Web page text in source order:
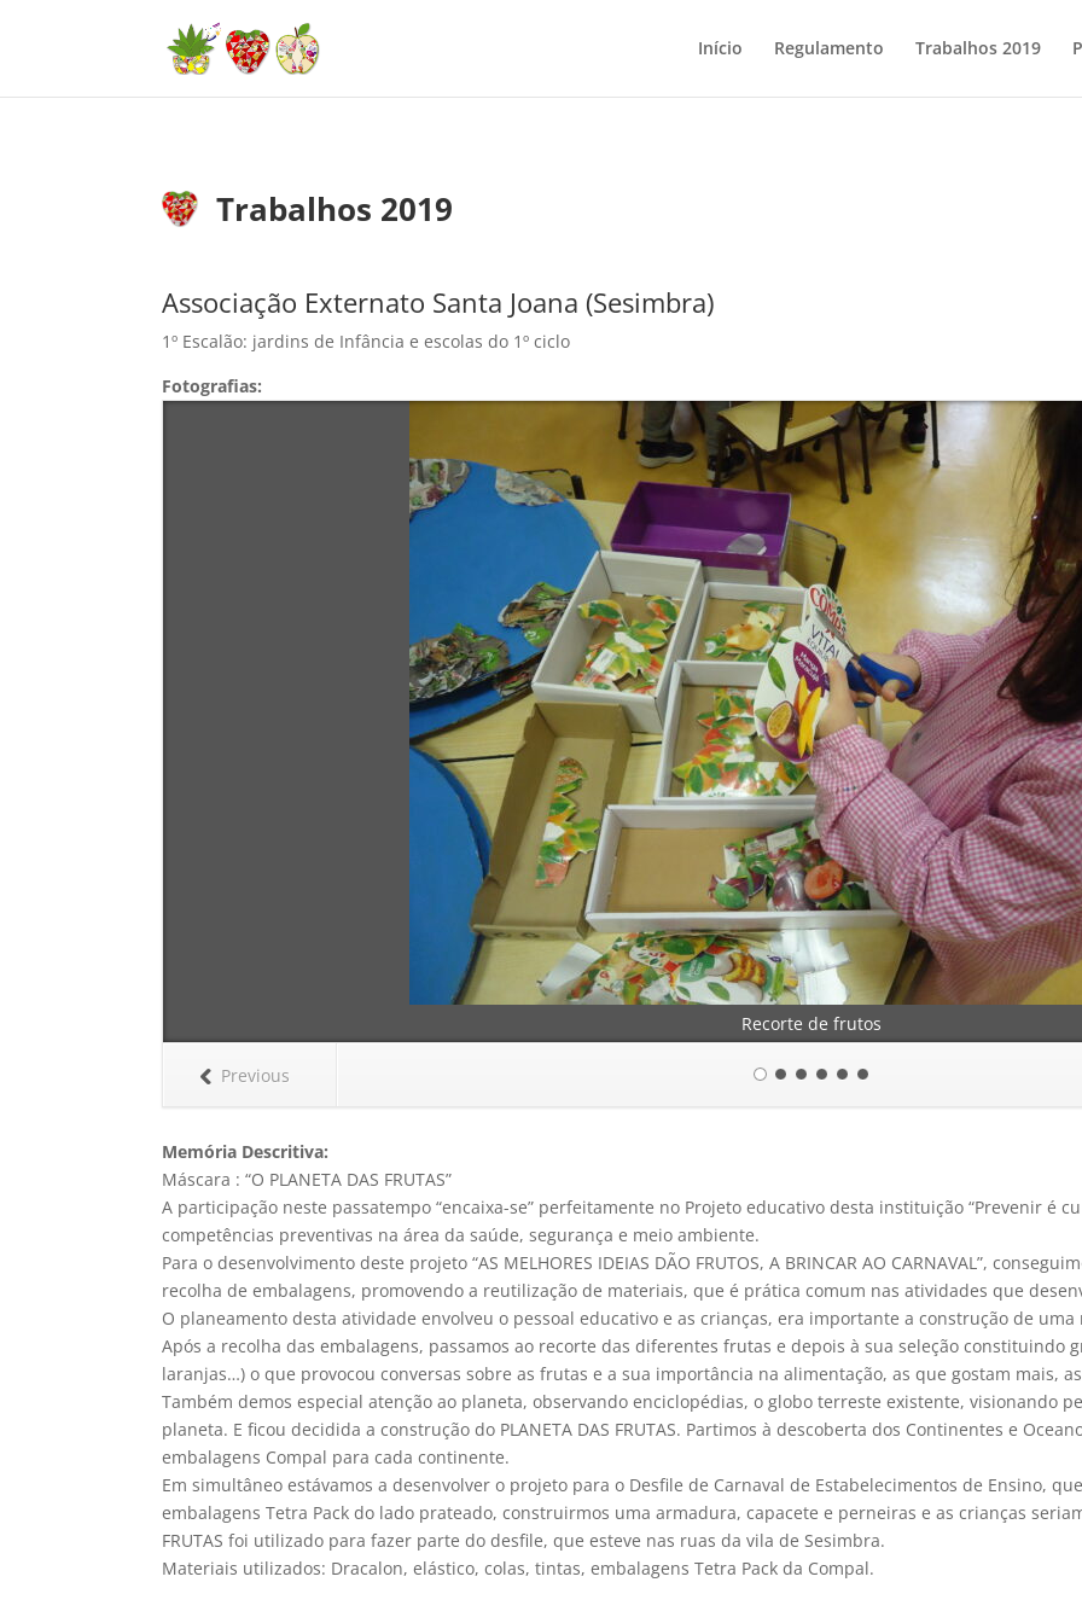
Início Regulamento Trabalhos 2019
Trabalhos 2019
Associação Externato Santa Joana (Sesimbra)
1º Escalão: jardins de Infância e escolas do 1º ciclo
Fotografias:
Recorte de frutos
Previous
Memória Descritiva:
Máscara : “O PLANETA DAS FRUTAS”
A participação neste passatempo “encaixa-se” perfeitamente no Projeto educativo desta instituição “Prevenir é
competências preventivas na área da saúde, segurança e meio ambiente.
Para o desenvolvimento deste projeto “AS MELHORES IDEIAS DÃO FRUTOS, A BRINCAR AO CARNAVAL”,
recolha de embalagens, promovendo a reutilização de materiais, que é prática comum nas atividades que
O planeamento desta atividade envolveu o pessoal educativo e as crianças, era importante a construção de uma
Após a recolha das embalagens, passamos ao recorte das diferentes frutas e depois à sua seleção constituindo
laranjas…) o que provocou conversas sobre as frutas e a sua importância na alimentação, as que gostam mais,
Também demos especial atenção ao planeta, observando enciclopédias, o globo terreste existente, visionando
planeta. E ficou decidida a construção do PLANETA DAS FRUTAS. Partimos à descoberta dos Continentes e
embalagens Compal para cada continente.
Em simultâneo estávamos a desenvolver o projeto para o Desfile de Carnaval de Estabelecimentos de Ensino,
embalagens Tetra Pack do lado prateado, construirmos uma armadura, capacete e perneiras e as crianças seriam
FRUTAS foi utilizado para fazer parte do desfile, que esteve nas ruas da vila de Sesimbra.
Materiais utilizados: Dracalon, elástico, colas, tintas, embalagens Tetra Pack da Compal.